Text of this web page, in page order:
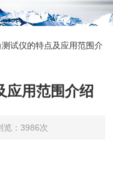
试仪的特点及应用范围介
应用范围介绍
览：3986次